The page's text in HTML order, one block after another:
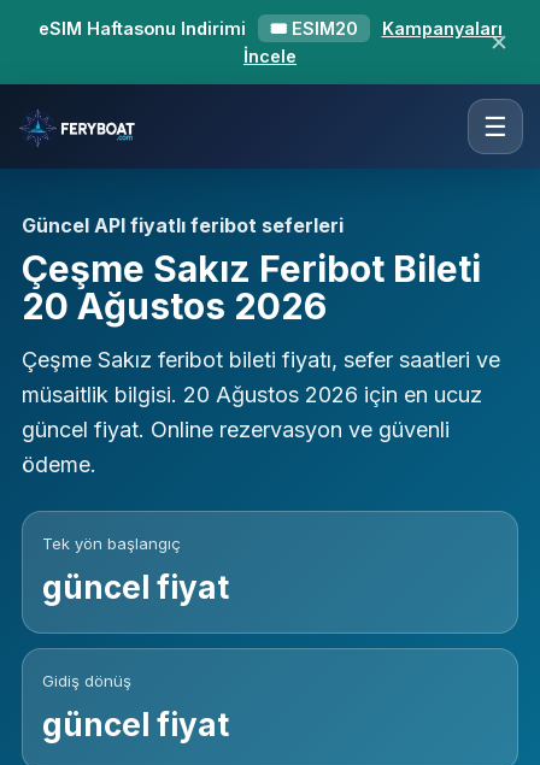
eSIM Haftasonu Indirimi 🎟 ESIM20
Kampanyaları
İncele
✕
☰
Güncel API fiyatlı feribot seferleri
Çeşme Sakız Feribot Bileti
20 Ağustos 2026
Çeşme Sakız feribot bileti fiyatı, sefer saatleri ve
müsaitlik bilgisi. 20 Ağustos 2026 için en ucuz
güncel fiyat. Online rezervasyon ve güvenli
ödeme.
Tek yön başlangıç
güncel fiyat
Gidiş dönüş
güncel fiyat